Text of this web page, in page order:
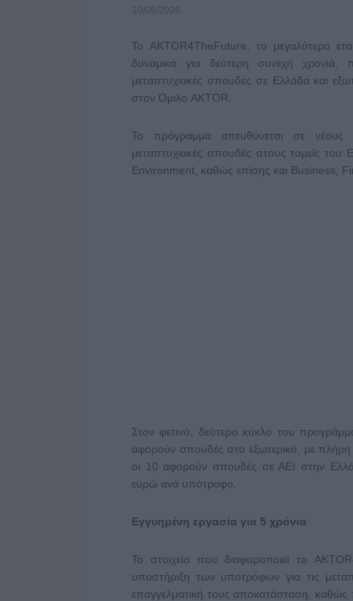
10/06/2026
Το AKTOR4TheFuture, το μεγαλύτερο
δυναμικά για δεύτερη συνεχή χρονιά,
μεταπτυχιακές σπουδές σε Ελλάδα και
στον Όμιλο AKTOR.
Το πρόγραμμα απευθύνεται σε νέους
μεταπτυχιακές σπουδές στους τομείς
Environment, καθώς επίσης και Business,
Στον φετινό, δεύτερο κύκλο του
αφορούν σπουδές στο εξωτερικό, με
οι 10 αφορούν σπουδές σε ΑΕΙ στην
ευρώ ανά υπότροφο.
Εγγυημένη εργασία για 5 χρόνια
Το στοιχείο που διαφοροποιεί το
υποστήριξη των υποτρόφων για τις
επαγγελματική τους αποκατάσταση, καθώς